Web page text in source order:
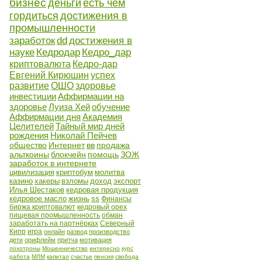
бизнесденьгиесть чем
гордиться достижения в
промышленности
заработокdd достижения в
науке Кедродар Кедро_дар
криптовалюта Кедро-дар
Евгений Кирюшин успех
развитиеОШОздоровье
инвестицииАффирмации на
здоровьеЛуиза Хейобучение
Аффирмации дня Академия
ЦелителейТайный мир дней
рождения Николай Пейчев
общество Интернет вв продажа
альткоины блокчейн помощь ЗОЖ
заработок в интернете
цивилизация криптобум молитва
казино хакеры взломы доход экспорт
Илья Шестаков кедровая продукция
кедровое масло жизнь ss Финансы
биржа криптовалют кедровый орех
пищевая промышленность обман
заработать на партнёрках Северный
Кипр игра онлайн развод производство
дети орифлейм притча мотивация
лохотроны Мошенничество интересно курс
работа МЛМ капитал счастье пенсия свобода